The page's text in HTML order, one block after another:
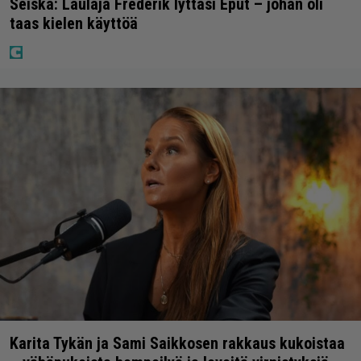
Seiska: Laulaja Frederik lyttäsi Eput – johan oli
taas kielen käyttöä
Karita Tykän ja Sami Saikkosen rakkaus kukoistaa